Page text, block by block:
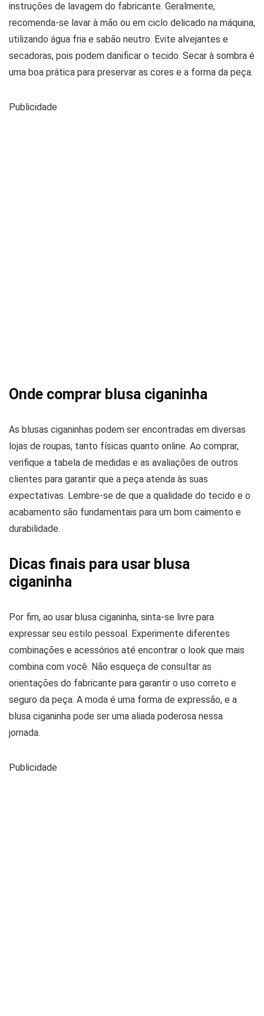
instruções de lavagem do fabricante. Geralmente,
recomenda-se lavar à mão ou em ciclo delicado na máquina,
utilizando água fria e sabão neutro. Evite alvejantes e
secadoras, pois podem danificar o tecido. Secar à sombra é
uma boa prática para preservar as cores e a forma da peça.
Publicidade
Onde comprar blusa ciganinha
As blusas ciganinhas podem ser encontradas em diversas
lojas de roupas, tanto físicas quanto online. Ao comprar,
verifique a tabela de medidas e as avaliações de outros
clientes para garantir que a peça atenda às suas
expectativas. Lembre-se de que a qualidade do tecido e o
acabamento são fundamentais para um bom caimento e
durabilidade.
Dicas finais para usar blusa
ciganinha
Por fim, ao usar blusa ciganinha, sinta-se livre para
expressar seu estilo pessoal. Experimente diferentes
combinações e acessórios até encontrar o look que mais
combina com você. Não esqueça de consultar as
orientações do fabricante para garantir o uso correto e
seguro da peça. A moda é uma forma de expressão, e a
blusa ciganinha pode ser uma aliada poderosa nessa
jornada.
Publicidade